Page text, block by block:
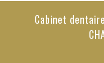
Cabinet